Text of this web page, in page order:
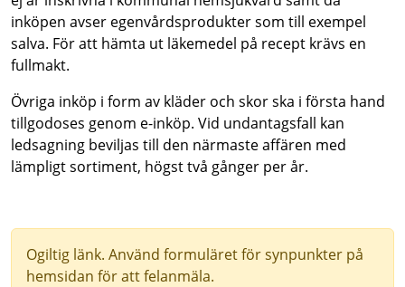
inköpen avser egenvårdsprodukter som till exempel
salva. För att hämta ut läkemedel på recept krävs en
fullmakt.
Övriga inköp i form av kläder och skor ska i första hand
tillgodoses genom e-inköp. Vid undantagsfall kan
ledsagning beviljas till den närmaste affären med
lämpligt sortiment, högst två gånger per år.
Ogiltig länk. Använd formuläret för synpunkter på
hemsidan för att felanmäla.